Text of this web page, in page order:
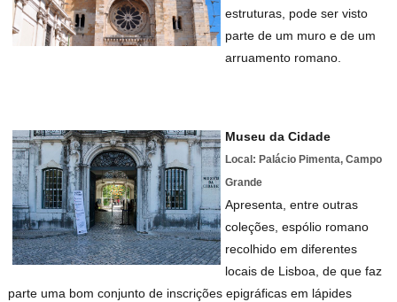
estruturas, pode ser visto
parte de um muro e de um
arruamento romano.
Museu da Cidade
Local: Palácio Pimenta, Campo
Grande
Apresenta, entre outras
coleções, espólio romano
recolhido em diferentes
locais de Lisboa, de que faz
parte uma bom conjunto de inscrições epigráficas em lápides